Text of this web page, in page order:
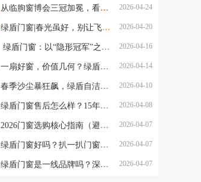
从临朐窗博会三冠加冕，看绿盾门窗的品牌定力与破局之道 2026-04-24
绿盾门窗|春光虽好，别让飞絮与沙尘，偷走家人的健康 2026-04-20
​ 绿盾门窗：以“隐形冠军”之姿，重塑中国高端门窗新格局 2026-04-16
一扇好窗，价值几何？绿盾门窗交出一年的使用答卷 2026-04-14
春季沙尘暴狂飙，绿盾自洁净醛门窗守护居家清净 2026-04-10
绿盾门窗售后怎么样？15年质保+玻璃自爆全赔，这保障够硬核！ 2026-04-08
2026门窗选购核心指南（避开90%坑）：为什么懂行的人都选绿盾门窗？ 2026-04-07
绿盾门窗好吗？扒一扒门窗圈爆火的自洁净醛，到底值不值得选 2026-04-07
绿盾门窗是一线品牌吗？深扒这个品牌的真实段位 2026-04-07